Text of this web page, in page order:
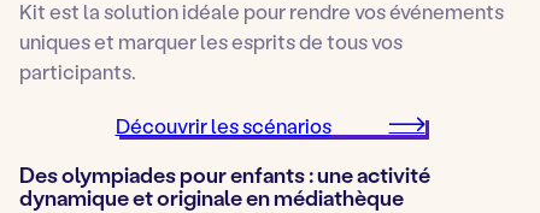
Kit est la solution idéale pour rendre vos événements
uniques et marquer les esprits de tous vos
participants.
Découvrir les scénarios
Des olympiades pour enfants : une activité
dynamique et originale en médiathèque